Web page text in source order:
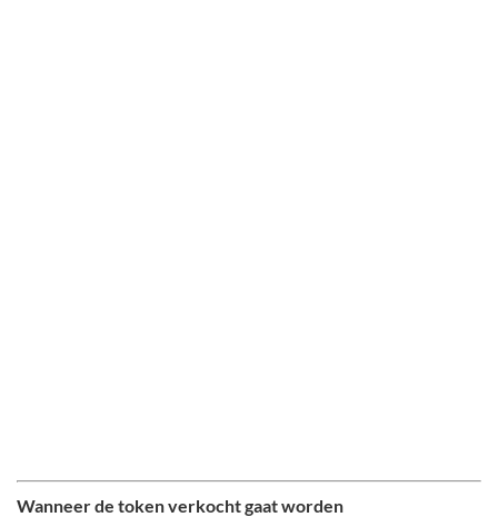
Wanneer de token verkocht gaat worden